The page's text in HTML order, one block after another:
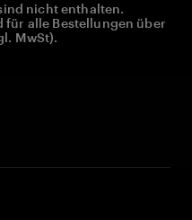
nicht enthalten.
für alle Bestellungen über
MwSt).